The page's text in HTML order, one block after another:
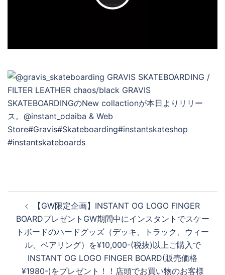
を
す
る
ナ
ビ
【GW限定企画】INSTANT OG LOGO FINGER
BOARDプレゼント︎GW期間中にインスタントでスケー
トボードのハードグッズ（デッキ、トラック、ウィー
ル、ベアリング）を¥10,000-(税抜)以上ご購入で
INSTANT OG LOGO FINGER BOARD(販売価格
¥1980-)をプレゼント！！店頭でお買い物のお客様